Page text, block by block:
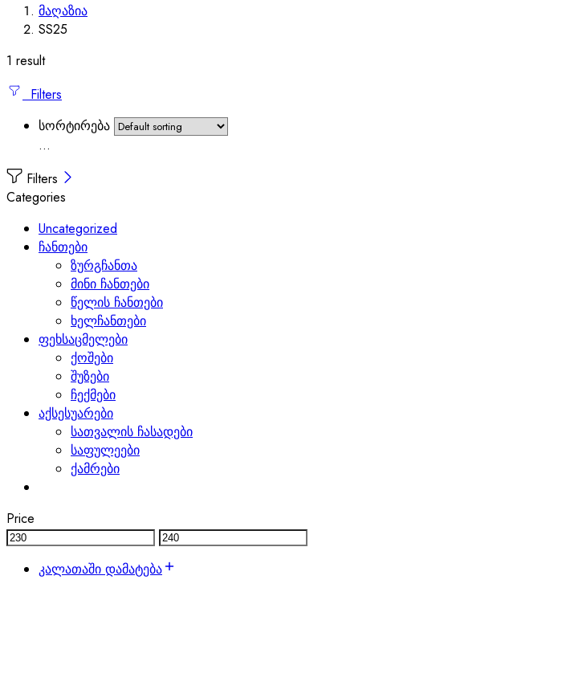
მაღაზია
SS25
1 result
Filters
სორტირება
...
Filters
Categories
Uncategorized
ჩანთები
ზურგჩანთა
მინი ჩანთები
წელის ჩანთები
ხელჩანთები
ფეხსაცმელები
ქოშები
შუზები
ჩექმები
აქსესუარები
სათვალის ჩასადები
საფულეები
ქამრები
Price
კალათაში დამატება